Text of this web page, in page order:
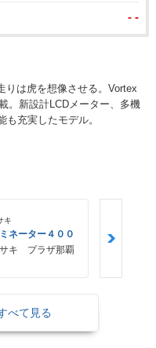
- -
りは虎を想像させる。Vortex
。新設計LCDメーター、多機
充実したモデル。
キ
ネーター４００
キ プラザ那覇
べて見る